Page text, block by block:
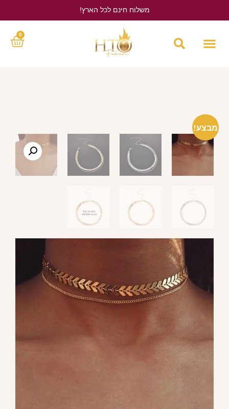
משלוח חינם לכל הארץ!
0
מבצע!